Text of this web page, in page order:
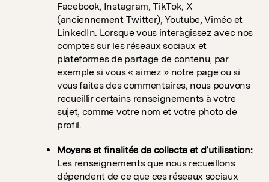
Facebook, Instagram, TikTok, X
(anciennement Twitter), Youtube, Viméo et
LinkedIn. Lorsque vous interagissez avec nos
comptes sur les réseaux sociaux et
plateformes de partage de contenu, par
exemple si vous « aimez » notre page ou si
vous faites des commentaires, nous pouvons
recueillir certains renseignements à votre
sujet, comme votre nom et votre photo de
profil.
Moyens et finalités de collecte et d’utilisation:
Les renseignements que nous recueillons
dépendent de ce que ces réseaux sociaux